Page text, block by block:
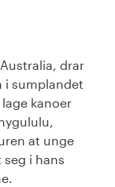
drar
i sumplandet
kanoer
at unge
seg i hans